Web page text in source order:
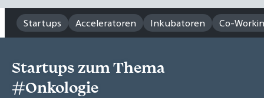
Startups Acceleratoren Inkubatoren Co-
Startups zum Thema
#Onkologie